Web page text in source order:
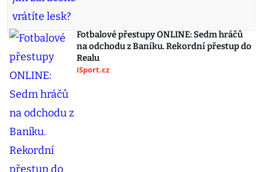
Fotbalové přestupy ONLINE: Sedm hráčů
na odchodu z Baníku. Rekordní přestup do
Realu
iSport.cz